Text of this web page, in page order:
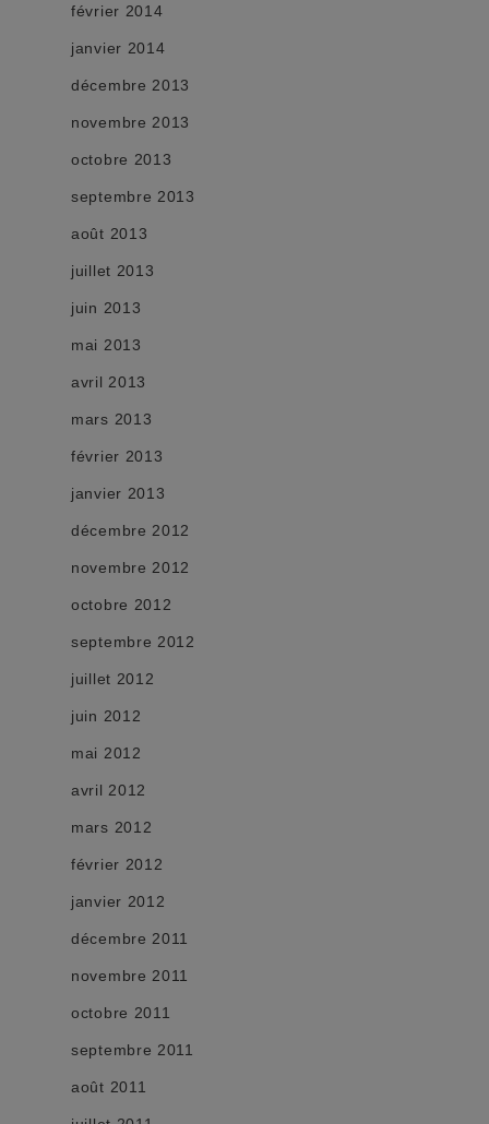
février 2014
janvier 2014
décembre 2013
novembre 2013
octobre 2013
septembre 2013
août 2013
juillet 2013
juin 2013
mai 2013
avril 2013
mars 2013
février 2013
janvier 2013
décembre 2012
novembre 2012
octobre 2012
septembre 2012
juillet 2012
juin 2012
mai 2012
avril 2012
mars 2012
février 2012
janvier 2012
décembre 2011
novembre 2011
octobre 2011
septembre 2011
août 2011